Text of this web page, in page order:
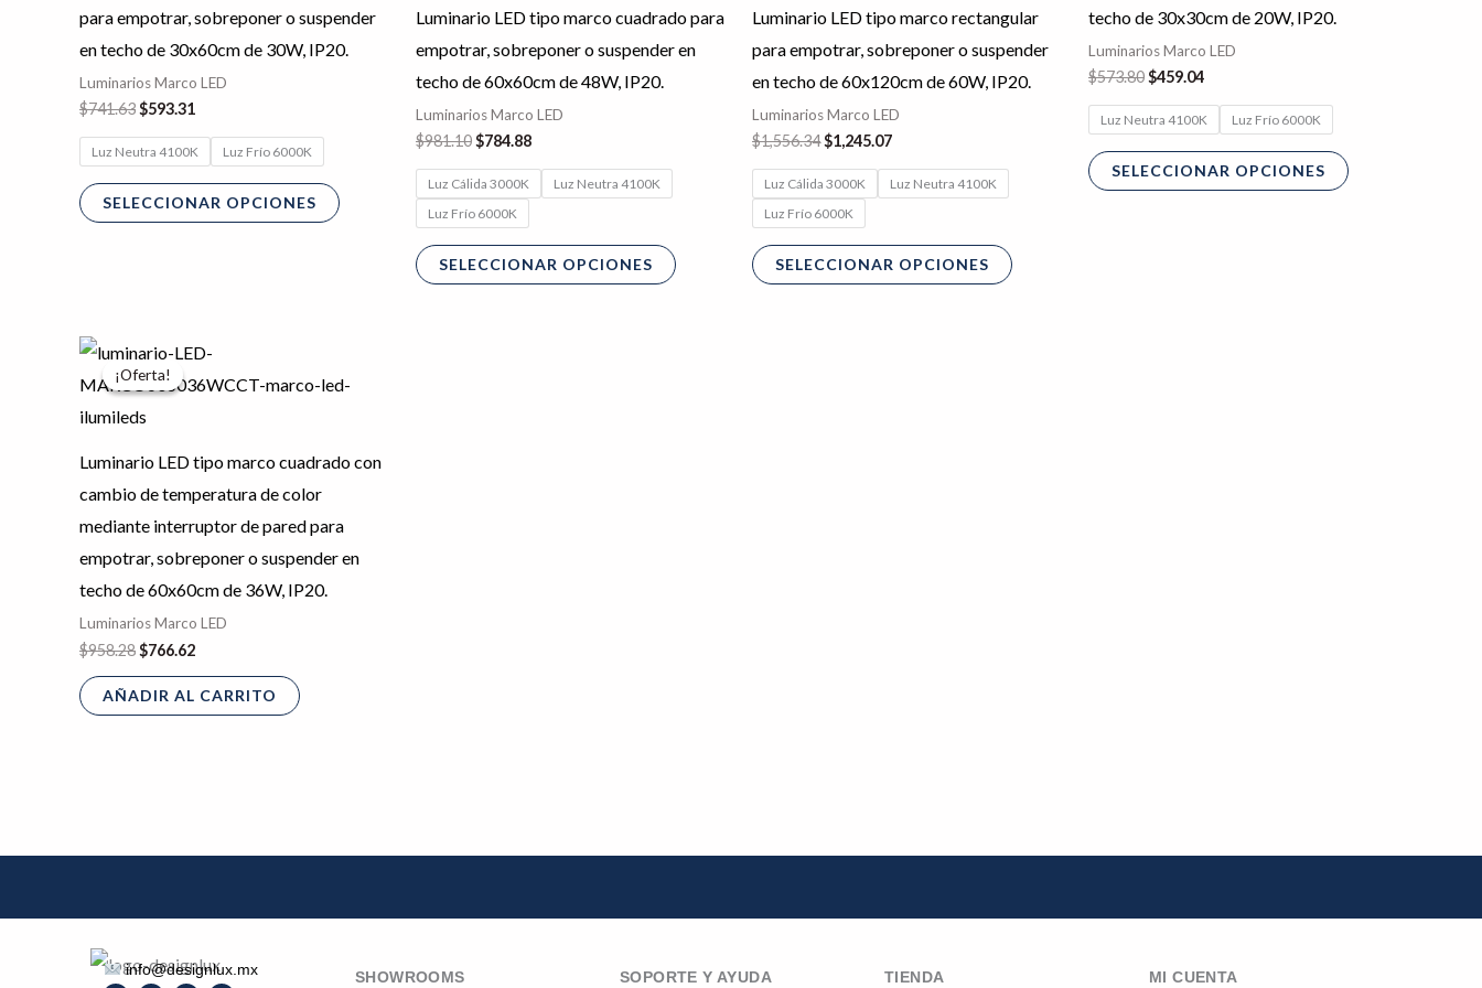
para empotrar, sobreponer o suspender
en techo de 30x60cm de 30W, IP20.
Luminarios Marco LED
$741.63$593.31
Luz Neutra 4100K Luz Frío 6000K
SELECCIONAR OPCIONES
la
Luminario LED tipo marco cuadrado para
empotrar, sobreponer o suspender en
techo de 60x60cm de 48W, IP20.
Luminarios Marco LED
$981.10$784.88
Luz Cálida 3000K
Luz Neutra 4100K
Luz Frío 6000K
SELECCIONAR OPCIONES
opciones
de
Luminario LED tipo marco rectangular
para empotrar, sobreponer o suspender
en techo de 60x120cm de 60W, IP20.
Luminarios Marco LED
$1,556.34$1,245.07
Luz Cálida 3000K
Luz Neutra 4100K
Luz Frío 6000K
SELECCIONAR OPCIONES
de
techo de 30x30cm de 20W, IP20.
Luminarios Marco LED
$573.80$459.04
Luz Neutra 4100K Luz Frío 6000K
SELECCIONAR OPCIONES
en
¡Oferta!
¡Oferta!
Luminario LED tipo marco cuadrado con
cambio de temperatura de color
mediante interruptor de pared para
empotrar, sobreponer o suspender en
techo de 60x60cm de 36W, IP20.
Luminarios Marco LED
$958.28
precio
original
$958.28.
$766.62
El
precio
actual
AÑADIR AL CARRITO
info@designlux.mx SHOWROOMS SOPORTE Y AYUDA TIENDA MI CUENTA